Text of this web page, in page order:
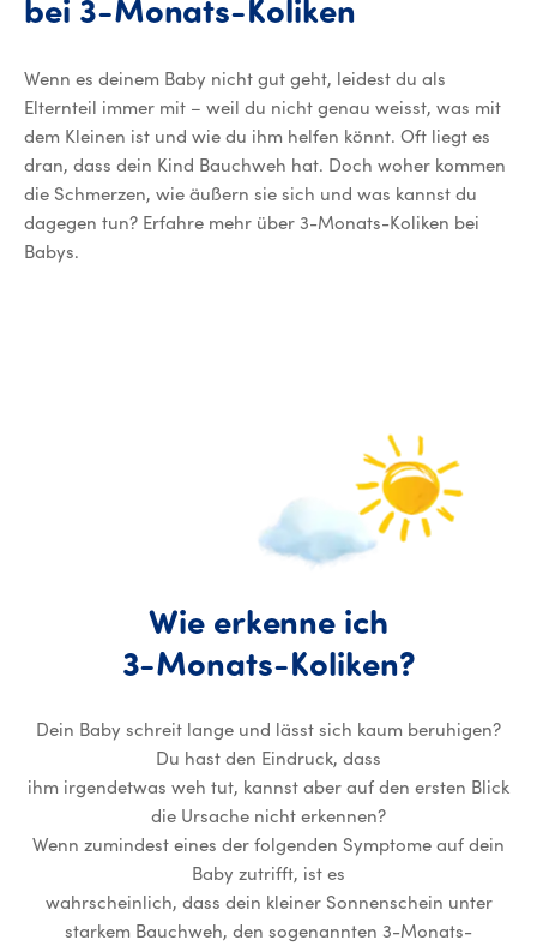
bei 3-Monats-Koliken
Wenn es deinem Baby nicht gut geht, leidest du als
Elternteil immer mit – weil du nicht genau weisst, was mit
dem Kleinen ist und wie du ihm helfen könnt. Oft liegt es
dran, dass dein Kind Bauchweh hat. Doch woher kommen
die Schmerzen, wie äußern sie sich und was kannst du
dagegen tun? Erfahre mehr über 3-Monats-Koliken bei
Babys.
Wie erkenne ich
3-Monats-Koliken?Wie
Dein Baby schreit lange und lässt sich kaum beruhigen?
Du hast den Eindruck, dass
ihm irgendetwas weh tut, kannst aber auf den ersten Blick
die Ursache nicht erkennen?
Wenn zumindest eines der folgenden Symptome auf dein
Baby zutrifft, ist es
wahrscheinlich, dass dein kleiner Sonnenschein unter
starkem Bauchweh, den sogenannten 3-Monats-